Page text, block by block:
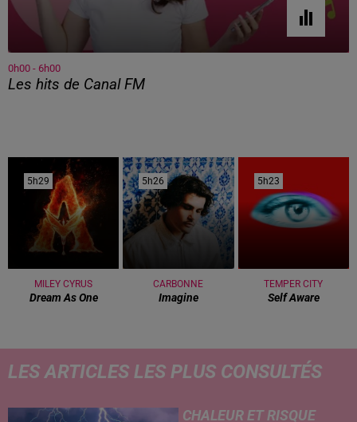
0h00 - 6h00
Les hits de Canal FM
5h29
5h29
MILEY CYRUS
Dream As One
5h26
5h26
CARBONNE
Imagine
5h23
5h23
TEMPER CITY
Self Aware
LES ARTICLES LES PLUS CONSULTÉS
CHALEUR ET RISQUE